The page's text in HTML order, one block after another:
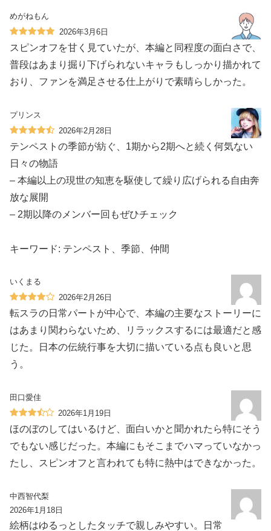
めがねもん
2026年3月6日
スピンオフを甘く見ていたが、本編と同程度の面白さで、
普段はあまり掘り下げられないキャラもしっかり描かれて
おり、ファンを満足させる仕上がりで素晴らしかった。
プリンス
2026年2月28日
テンペストの季節が紡ぐ、1期から2期へと続く何気ない
日々の物語
– 本編以上の現世の知恵を駆使して繰り広げられる自由奔
放な展開
– 2期以降のメンバー回もぜひチェック
キーワード: テンペスト、季節、仲間
いくまる
2026年2月26日
転スラの日常パートが中心で、本編の主要なストーリーに
はあまり関わらないため、リラックスするには最適だと感
じた。日本の伝統行事を大切に描いている点も良いと思
う。
田口愛佳
2026年1月19日
ほのぼのしてはいるけど、面白いかと聞かれたら特にそう
でもない感じだった。本編にもそこまでハマっていなかっ
たし、スピンオフと言われても特に熱中はできなかった。
中西智代梨
2026年1月18日
絵柄はゆるっとしたタッチで親しみやすい。日常